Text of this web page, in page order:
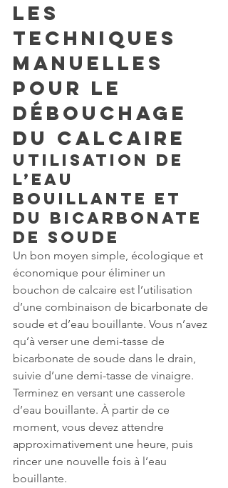
Les
techniques
manuelles
pour le
débouchage
du calcaire
Utilisation de
l’eau
bouillante et
du bicarbonate
de soude
Un bon moyen simple, écologique et
économique pour éliminer un
bouchon de calcaire est l’utilisation
d’une combinaison de bicarbonate de
soude et d’eau bouillante. Vous n’avez
qu’à verser une demi-tasse de
bicarbonate de soude dans le drain,
suivie d’une demi-tasse de vinaigre.
Terminez en versant une casserole
d’eau bouillante. À partir de ce
moment, vous devez attendre
approximativement une heure, puis
rincer une nouvelle fois à l’eau
bouillante.